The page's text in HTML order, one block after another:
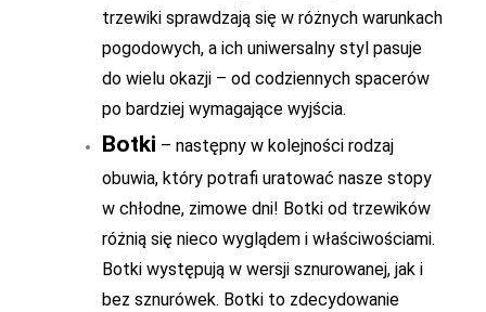
trzewiki sprawdzają się w różnych warunkach
pogodowych, a ich uniwersalny styl pasuje
do wielu okazji – od codziennych spacerów
po bardziej wymagające wyjścia.
Botki – następny w kolejności rodzaj
obuwia, który potrafi uratować nasze stopy
w chłodne, zimowe dni! Botki od trzewików
różnią się nieco wyglądem i właściwościami.
Botki występują w wersji sznurowanej, jak i
bez sznurówek. Botki to zdecydowanie